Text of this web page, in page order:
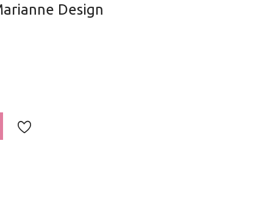
Design
